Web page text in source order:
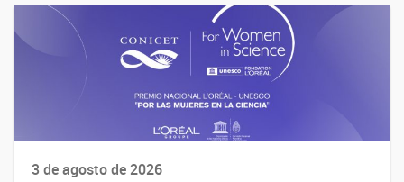
3 de agosto de 2026